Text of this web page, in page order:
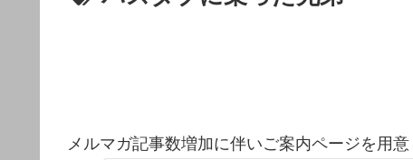
メルマガ記事数増加に伴いご案内ページを用意